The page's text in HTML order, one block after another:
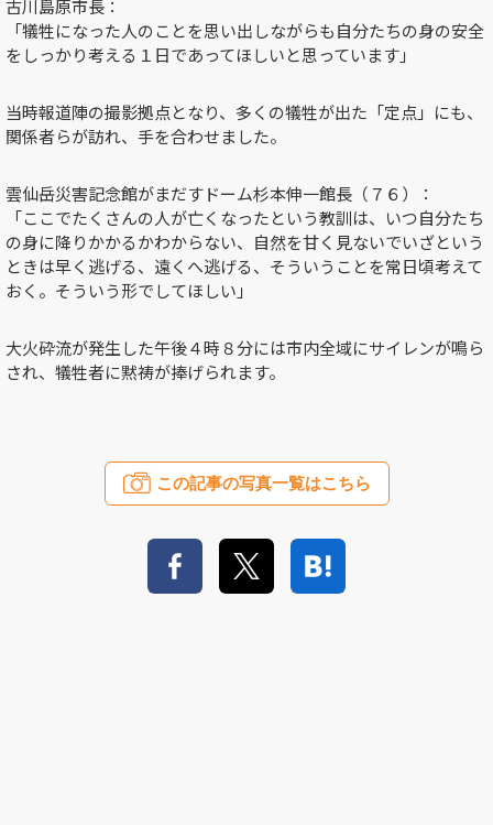
古川島原市長：
「犠牲になった人のことを思い出しながらも自分たちの身の安全
をしっかり考える１日であってほしいと思っています」
当時報道陣の撮影拠点となり、多くの犠牲が出た「定点」にも、
関係者らが訪れ、手を合わせました。
雲仙岳災害記念館がまだすドーム杉本伸一館長（７６）：
「ここでたくさんの人が亡くなったという教訓は、いつ自分たち
の身に降りかかるかわからない、自然を甘く見ないでいざという
ときは早く逃げる、遠くへ逃げる、そういうことを常日頃考えて
おく。そういう形でしてほしい」
大火砕流が発生した午後４時８分には市内全域にサイレンが鳴ら
され、犠牲者に黙祷が捧げられます。
この記事の写真一覧はこちら